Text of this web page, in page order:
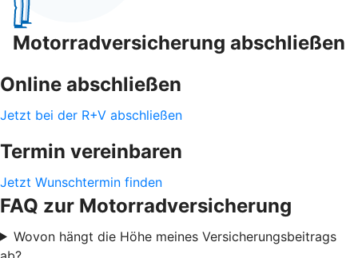
Motorradversicherung abschließen
Online abschließen
Jetzt bei der R+V abschließen
Termin vereinbaren
Jetzt Wunschtermin finden
FAQ zur Motorradversicherung
Wovon hängt die Höhe meines Versicherungsbeitrags